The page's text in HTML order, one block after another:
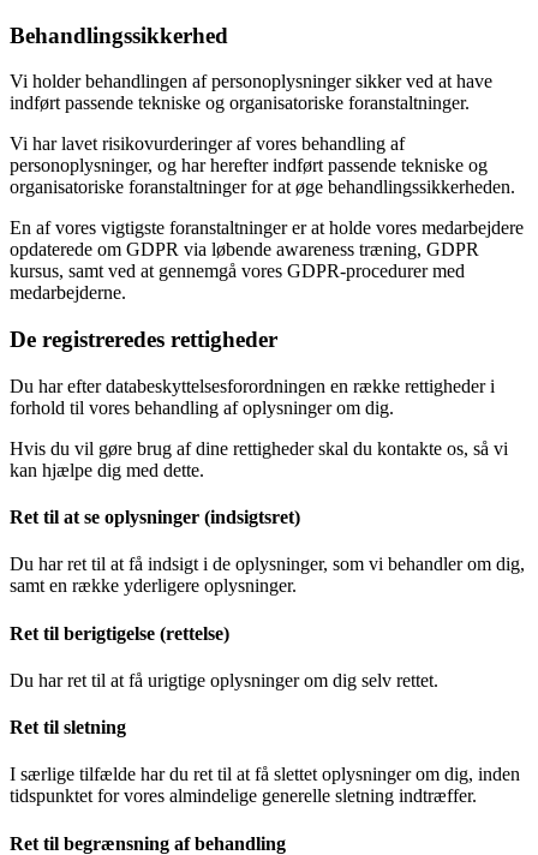
Behandlingssikkerhed
Vi holder behandlingen af personoplysninger sikker ved at have
indført passende tekniske og organisatoriske foranstaltninger.
Vi har lavet risikovurderinger af vores behandling af
personoplysninger, og har herefter indført passende tekniske og
organisatoriske foranstaltninger for at øge behandlingssikkerheden.
En af vores vigtigste foranstaltninger er at holde vores medarbejdere
opdaterede om GDPR via løbende awareness træning, GDPR
kursus, samt ved at gennemgå vores GDPR-procedurer med
medarbejderne.
De registreredes rettigheder
Du har efter databeskyttelsesforordningen en række rettigheder i
forhold til vores behandling af oplysninger om dig.
Hvis du vil gøre brug af dine rettigheder skal du kontakte os, så vi
kan hjælpe dig med dette.
Ret til at se oplysninger (indsigtsret)
Du har ret til at få indsigt i de oplysninger, som vi behandler om dig,
samt en række yderligere oplysninger.
Ret til berigtigelse (rettelse)
Du har ret til at få urigtige oplysninger om dig selv rettet.
Ret til sletning
I særlige tilfælde har du ret til at få slettet oplysninger om dig, inden
tidspunktet for vores almindelige generelle sletning indtræffer.
Ret til begrænsning af behandling